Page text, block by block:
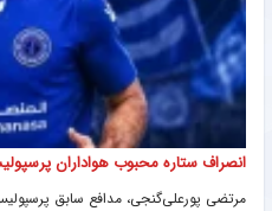
انصراف ستاره محبوب هواداران
مرتضی پورعلی‌گنجی، مدافع سابق